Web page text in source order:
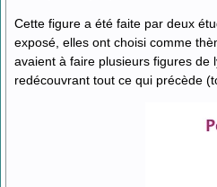
Cette figure a été faite par deux
exposé, elles ont choisi comme
avaient à faire plusieurs figures de
redécouvrant tout ce qui précède